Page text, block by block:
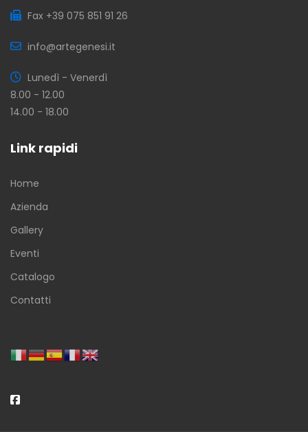
Fax +39 075 851 91 26
info@artegenesi.it
Lunedì - Venerdì
8.00 - 12.00
14.00 - 18.00
Link rapidi
Home
Azienda
Gallery
Eventi
Catalogo
Contatti